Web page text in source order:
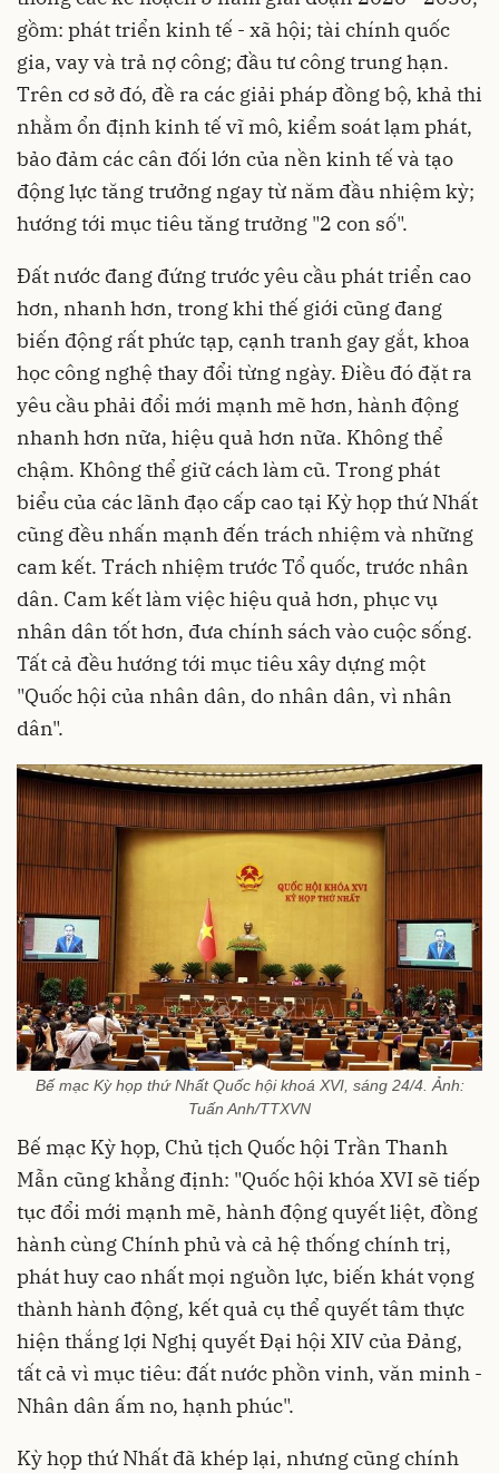
gồm: phát triển kinh tế - xã hội; tài chính quốc
gia, vay và trả nợ công; đầu tư công trung hạn.
Trên cơ sở đó, đề ra các giải pháp đồng bộ, khả thi
nhằm ổn định kinh tế vĩ mô, kiểm soát lạm phát,
bảo đảm các cân đối lớn của nền kinh tế và tạo
động lực tăng trưởng ngay từ năm đầu nhiệm kỳ;
hướng tới mục tiêu tăng trưởng "2 con số".
Đất nước đang đứng trước yêu cầu phát triển cao
hơn, nhanh hơn, trong khi thế giới cũng đang
biến động rất phức tạp, cạnh tranh gay gắt, khoa
học công nghệ thay đổi từng ngày. Điều đó đặt ra
yêu cầu phải đổi mới mạnh mẽ hơn, hành động
nhanh hơn nữa, hiệu quả hơn nữa. Không thể
chậm. Không thể giữ cách làm cũ. Trong phát
biểu của các lãnh đạo cấp cao tại Kỳ họp thứ Nhất
cũng đều nhấn mạnh đến trách nhiệm và những
cam kết. Trách nhiệm trước Tổ quốc, trước nhân
dân. Cam kết làm việc hiệu quả hơn, phục vụ
nhân dân tốt hơn, đưa chính sách vào cuộc sống.
Tất cả đều hướng tới mục tiêu xây dựng một
"Quốc hội của nhân dân, do nhân dân, vì nhân
dân".
Bế mạc Kỳ họp thứ Nhất Quốc hội khoá XVI, sáng 24/4. Ảnh:
Tuấn Anh/TTXVN
Bế mạc Kỳ họp, Chủ tịch Quốc hội Trần Thanh
Mẫn cũng khẳng định: "Quốc hội khóa XVI sẽ tiếp
tục đổi mới mạnh mẽ, hành động quyết liệt, đồng
hành cùng Chính phủ và cả hệ thống chính trị,
phát huy cao nhất mọi nguồn lực, biến khát vọng
thành hành động, kết quả cụ thể quyết tâm thực
hiện thắng lợi Nghị quyết Đại hội XIV của Đảng,
tất cả vì mục tiêu: đất nước phồn vinh, văn minh -
Nhân dân ấm no, hạnh phúc".
Kỳ họp thứ Nhất đã khép lại, nhưng cũng chính